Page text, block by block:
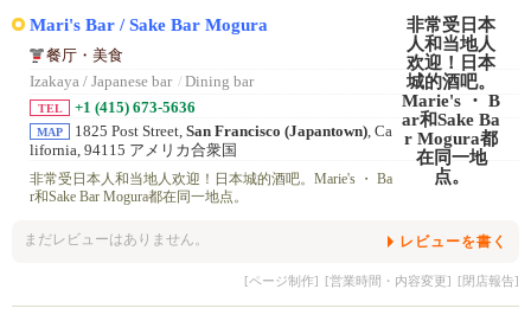
Mari's Bar / Sake Bar Mogura
餐厅・美食
Izakaya / Japanese bar / Dining bar
TEL +1 (415) 673-5636
MAP 1825 Post Street, San Francisco (Japantown), Ca
lifornia, 94115 アメリカ合衆国
非常受日本人和当地人欢迎！日本城的酒吧。Marie's ・ Ba
r和Sake Bar Mogura都在同一地点。
まだレビューはありません。 レビューを書く
[ページ制作] [営業時間・内容変更] [閉店報告]